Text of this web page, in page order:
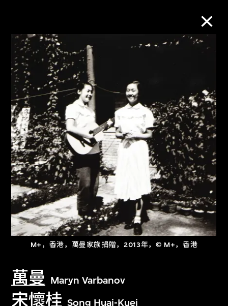
M+，香港，萬曼家族捐贈，2013年，© M+，香港
萬曼 Maryn Varbanov
宋懷桂 Song Huai-Kuei
M+藏品
进一步筛选 搜索
关于M+藏品
探索世界顶级的二十及二十一世纪视觉
文化藏品。